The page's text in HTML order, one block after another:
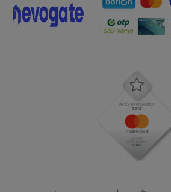
sem került rá , valamint
pizza !
Pizza jó! Hamburger egy
Továbbiak